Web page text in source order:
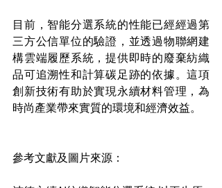
目前，智能分選系統的性能已經經過第
三方公信單位的驗證，並透過物聯網建
構雲端履歷系統，提供即時的廢棄紡織
品可追溯性和計算碳足跡的依據。這項
創新技術有助於實現永續材料管理，為
時尚產業帶來實質的環境和經濟效益。
參考文獻及圖片來源：